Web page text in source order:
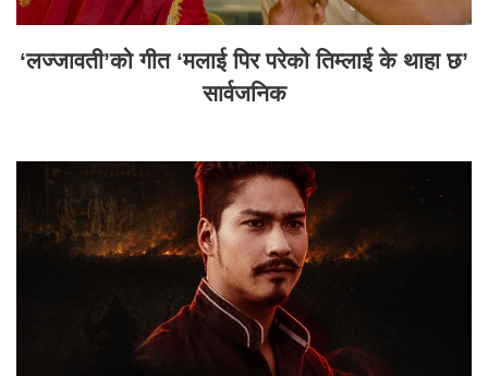
‘लज्जावती’को गीत ‘मलाई पिर परेको तिम्लाई के थाहा छ’
सार्वजनिक